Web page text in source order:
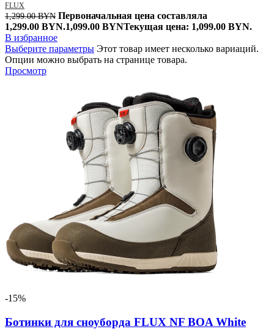
FLUX
1,299.00BYN Первоначальная цена составляла
1,299.00 BYN.1,099.00 BYNТекущая цена: 1,099.00 BYN.
В избранное
Выберите параметры Этот товар имеет несколько вариаций.
Опции можно выбрать на странице товара.
Просмотр
-15%
Ботинки для сноуборда FLUX NF BOA White